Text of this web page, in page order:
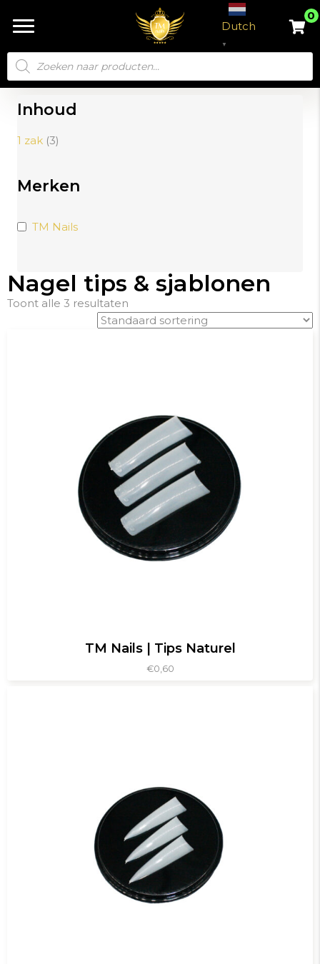
Dutch
▼
0
Producten
zoeken
Inhoud
1 zak (3)
Merken
TM Nails
Nagel tips & sjablonen
Toont alle 3 resultaten
TM Nails | Tips Naturel
€0,60